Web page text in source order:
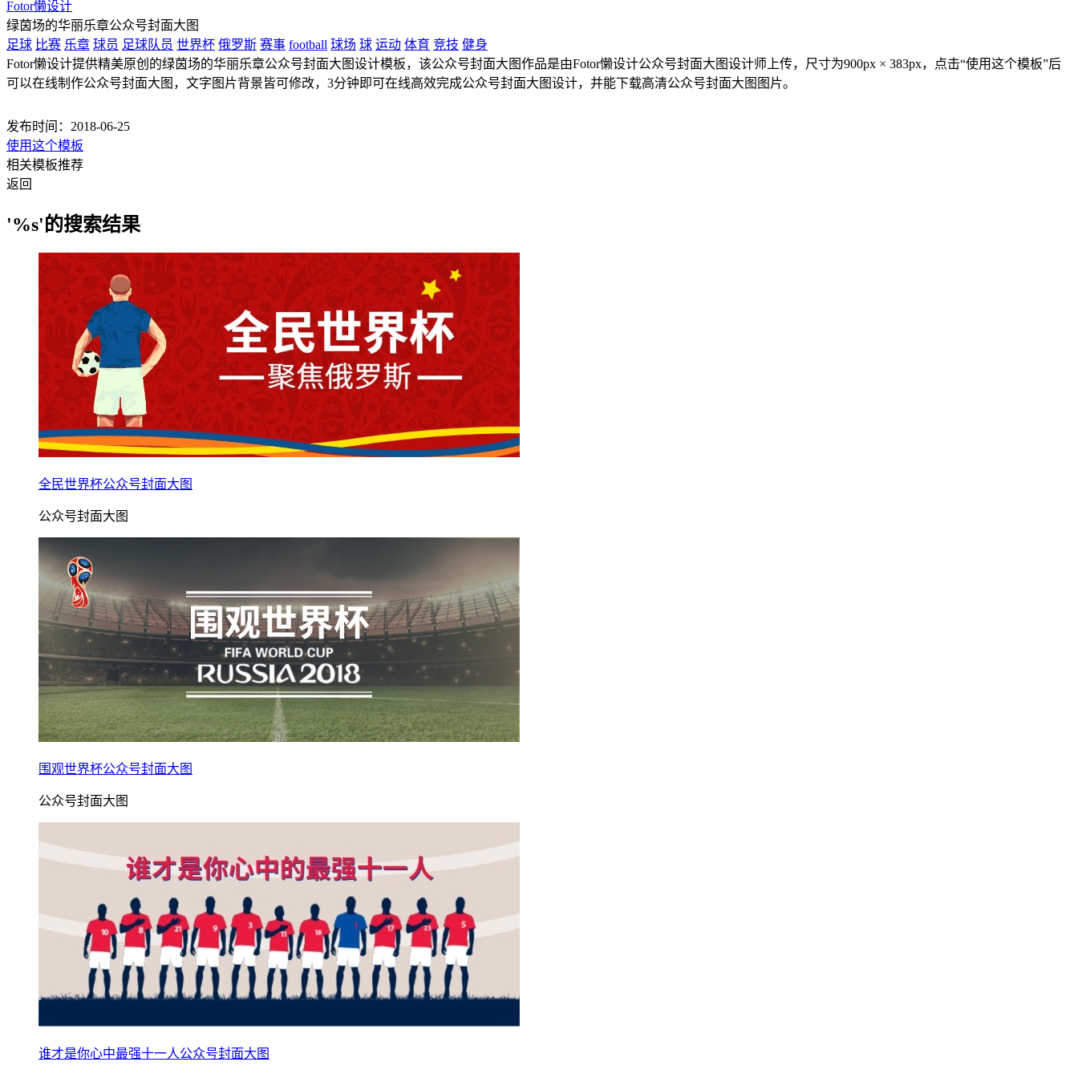
Fotor懒设计
绿茵场的华丽乐章公众号封面大图
足球 比赛 乐章 球员 足球队员 世界杯 俄罗斯 赛事 football 球场 球 运动 体育 竞技 健身
Fotor懒设计提供精美原创的绿茵场的华丽乐章公众号封面大图设计模板，该公众号封面大图作品是由Fotor懒设计公众号封面大图设计师上传，尺寸为900px × 383px，点击“使用这个模板”后
可以在线制作公众号封面大图，文字图片背景皆可修改，3分钟即可在线高效完成公众号封面大图设计，并能下载高清公众号封面大图图片。
发布时间：2018-06-25
使用这个模板
相关模板推荐
返回
'%s'的搜索结果
全民世界杯公众号封面大图
公众号封面大图
围观世界杯公众号封面大图
公众号封面大图
谁才是你心中最强十一人公众号封面大图